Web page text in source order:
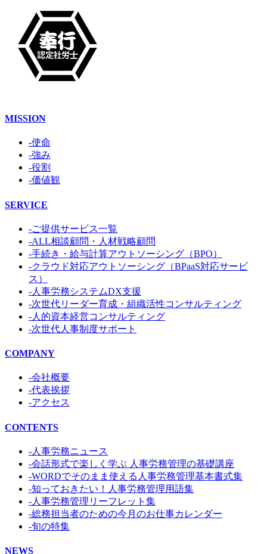
MISSION
-使命
-強み
-役割
-価値観
SERVICE
-ご提供サービス一覧
-ALL相談顧問・人材戦略顧問
-手続き・給与計算アウトソーシング（BPO）
-クラウド対応アウトソーシング（BPaaS対応サービ
ス）
-人事労務システムDX支援
-次世代リーダー育成・組織活性コンサルティング
-人的資本経営コンサルティング
-次世代人事制度サポート
COMPANY
-会社概要
-代表挨拶
-アクセス
CONTENTS
-人事労務ニュース
-会話形式で楽しく学ぶ 人事労務管理の基礎講座
-WORDでそのまま使える人事労務管理基本書式集
-知っておきたい！人事労務管理用語集
-人事労務管理リーフレット集
-総務担当者のための今月のお仕事カレンダー
-旬の特集
NEWS